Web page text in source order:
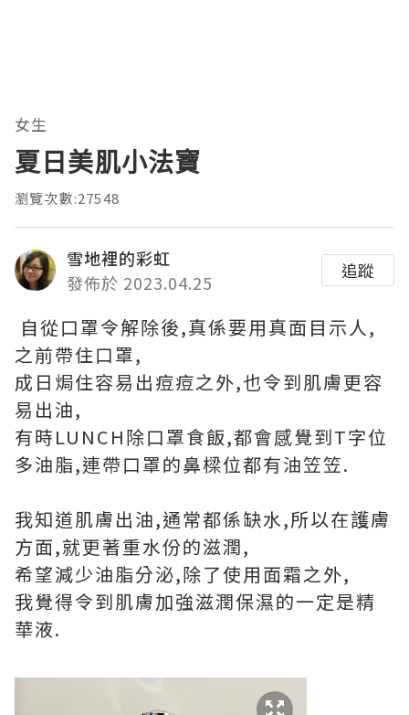
女生
夏日美肌小法寶
瀏覽次數:27548
雪地裡的彩虹
發佈於 2023.04.25
追蹤
自從口罩令解除後,真係要用真面目示人,
之前帶住口罩,
成日焗住容易出痘痘之外,也令到肌膚更容
易出油,
有時LUNCH除口罩食飯,都會感覺到T字位
多油脂,連帶口罩的鼻樑位都有油笠笠.
我知道肌膚出油,通常都係缺水,所以在護膚
方面,就更著重水份的滋潤,
希望減少油脂分泌,除了使用面霜之外,
我覺得令到肌膚加強滋潤保濕的一定是精
華液.